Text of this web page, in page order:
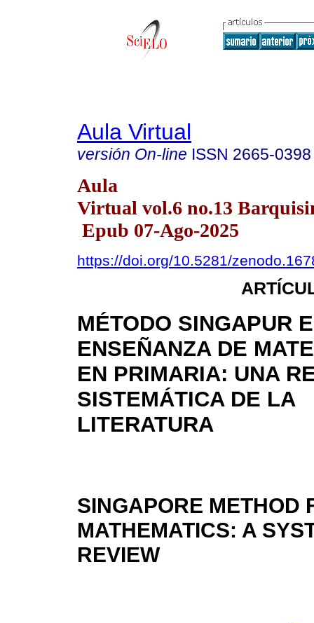
Aula Virtual
versión On-line ISSN 2665-0398
Aula
Virtual vol.6 no.13
Epub 07-Ago-2025
https://doi.org/10.5281/
MÉTODO SINGAPUR
ENSEÑANZA DE
EN PRIMARIA: UNA
SISTEMÁTICA DE LA
LITERATURA
SINGAPORE METHOD
MATHEMATICS: A
REVIEW